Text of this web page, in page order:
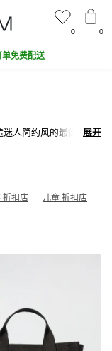
迷人简约风的最佳选
且永不过时。 无论是
迷人的诱惑和魅力：尼
择，可打造顽皮和休闲
必备，但同时拥有个
免费配送，不要错
展开
展开
折扣店 儿童 折扣店
0 0